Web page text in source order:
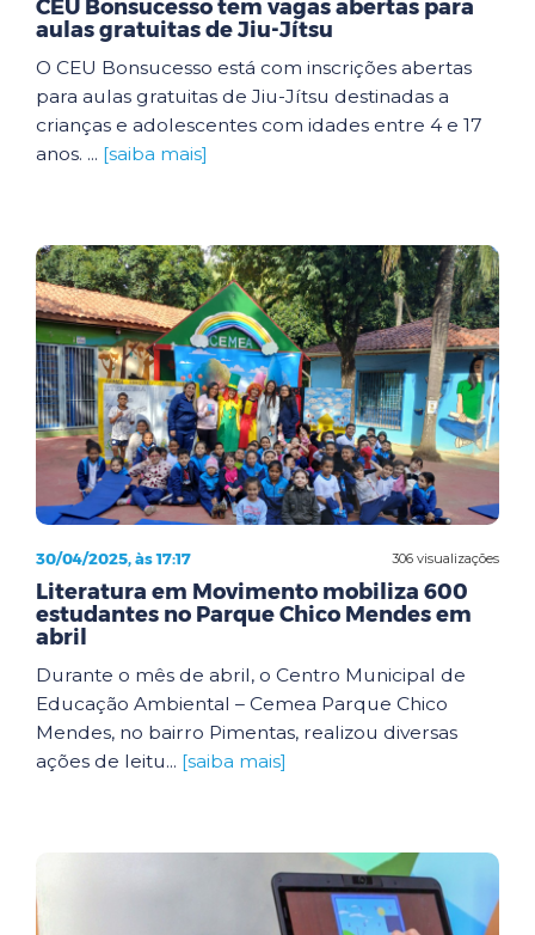
CEU Bonsucesso tem vagas abertas para
aulas gratuitas de Jiu-Jítsu
O CEU Bonsucesso está com inscrições abertas
para aulas gratuitas de Jiu-Jítsu destinadas a
crianças e adolescentes com idades entre 4 e 17
anos. ... [saiba mais]
306 visualizações
30/04/2025, às 17:17
Literatura em Movimento mobiliza 600
estudantes no Parque Chico Mendes em
abril
Durante o mês de abril, o Centro Municipal de
Educação Ambiental – Cemea Parque Chico
Mendes, no bairro Pimentas, realizou diversas
ações de leitu... [saiba mais]